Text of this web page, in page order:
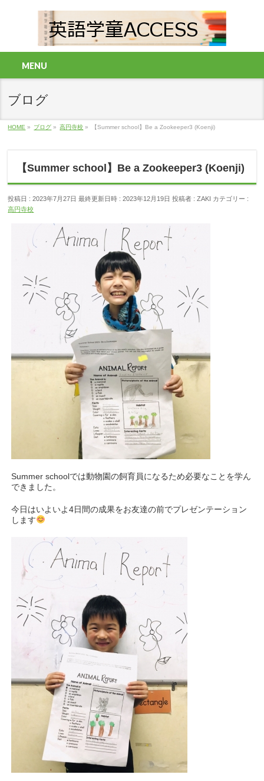
MENU
ブログ
HOME » ブログ » 高円寺校 » 【Summer school】Be a Zookeeper3 (Koenji)
【Summer school】Be a Zookeeper3 (Koenji)
投稿日 : 2023年7月27日 最終更新日時 : 2023年12月19日 投稿者 :ZAKI カテゴリー :
高円寺校
Summer schoolでは動物園の飼育員になるため必要なことを学ん
できました。
今日はいよいよ4日間の成果をお友達の前でプレゼンテーション
します